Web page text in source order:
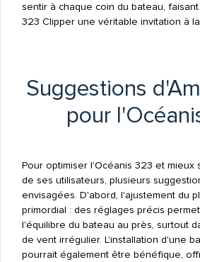
sentir à chaque coin du bateau,
323 Clipper une véritable invitation à
Suggestions
pour
Pour optimiser l'Océanis 323 et mieux
de ses utilisateurs, plusieurs
envisagées. D'abord, l'ajustement du
primordial : des réglages précis
l'équilibre du bateau au près, surtout
de vent irrégulier. L'installation d'une
pourrait également être bénéfique,